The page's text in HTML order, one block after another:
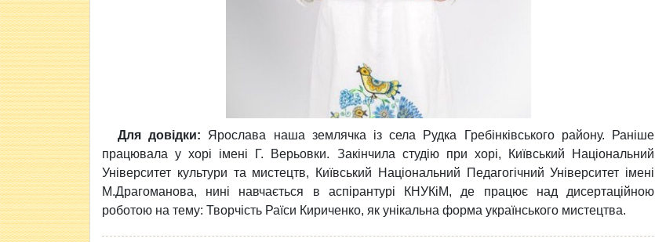
Для довідки: Ярослава наша землячка із села Рудка Гребінківського району. Раніше
працювала у хорі імені Г. Верьовки. Закінчила студію при хорі, Київський Національний
Університет культури та мистецтв, Київський Національний Педагогічний Університет імені
М.Драгоманова, нині навчається в аспірантурі КНУКіМ, де працює над дисертаційною
роботою на тему: Творчість Раїси Кириченко, як унікальна форма українського мистецтва.